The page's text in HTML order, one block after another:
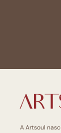
A Artsoul